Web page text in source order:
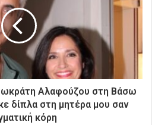
Αλαφούζου στη Βάσω
δίπλα στη μητέρα μου σαν
κόρη